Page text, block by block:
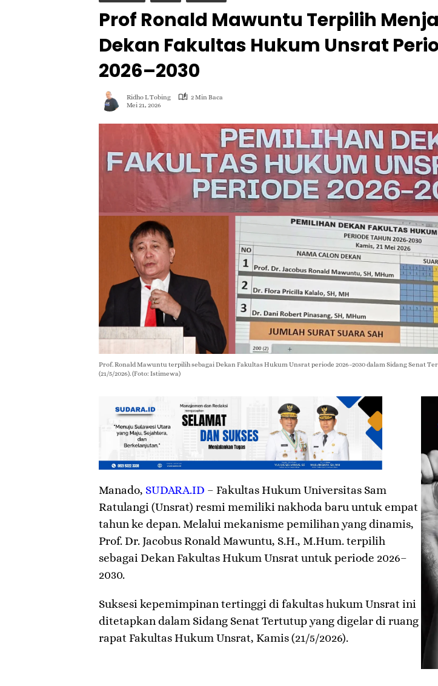
Prof Ronald Mawuntu Terpilih
Dekan Fakultas Hukum Unsrat
2026–2030
Ridho L Tobing
2 Min Baca
Mei 21, 2026
Prof. Ronald Mawuntu terpilih sebagai Dekan Fakultas Hukum Unsrat periode 2026–2030 dalam Sidang Senat
(21/5/2026). (Foto: Istimewa)
Manado, SUDARA.ID – Fakultas Hukum Universitas Sam
Ratulangi (Unsrat) resmi memiliki nakhoda baru untuk empat
tahun ke depan. Melalui mekanisme pemilihan yang dinamis,
Prof. Dr. Jacobus Ronald Mawuntu, S.H., M.Hum. terpilih
sebagai Dekan Fakultas Hukum Unsrat untuk periode 2026–
2030.
​Suksesi kepemimpinan tertinggi di fakultas hukum Unsrat ini
ditetapkan dalam Sidang Senat Tertutup yang digelar di ruang
rapat Fakultas Hukum Unsrat, Kamis (21/5/2026).